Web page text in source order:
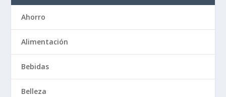
Ahorro
Alimentación
Bebidas
Belleza